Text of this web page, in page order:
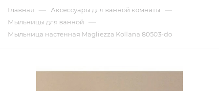
Главная — Аксессуары для ванной комнаты —
Мыльницы для ванной —
Мыльница настенная Magliezza Kollana 80503-do